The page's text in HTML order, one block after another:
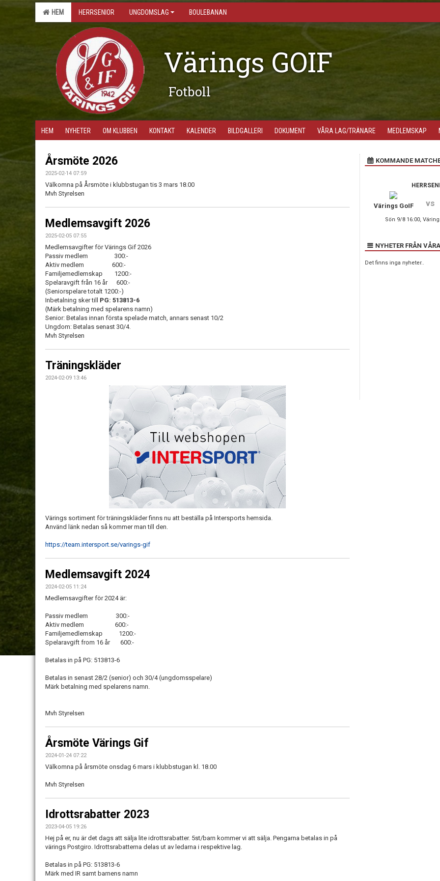
HEM HERRSENIOR UNGDOMSLAG BOULEBANAN
Värings GOIF
Fotboll
HEM NYHETER OM KLUBBEN KONTAKT KALENDER BILDGALLERI DOKUMENT VÅRA LAG/TRÄNARE MEDLEMSKAP
Årsmöte 2026
2025-02-14 07:59
Välkomna på Årsmöte i klubbstugan tis 3 mars 18.00
Mvh Styrelsen
Medlemsavgift 2026
2025-02-05 07:55
Medlemsavgifter för Värings Gif 2026
Passiv medlem 300:-
Aktiv medlem 600:-
Familjemedlemskap 1200:-
Spelaravgift från 16 år 600:-
(Seniorspelare totalt 1200:-)
Inbetalning sker till PG: 513813-6
(Märk betalning med spelarens namn)
Senior: Betalas innan första spelade match, annars senast 10/2
Ungdom: Betalas senast 30/4.
Mvh Styrelsen
Träningskläder
2024-02-09 13:46
Värings sortiment för träningskläder finns nu att beställa på Intersports hemsida.
Använd länk nedan så kommer man till den.
https://team.intersport.se/varings-gif
Medlemsavgift 2024
2024-02-05 11:24
Medlemsavgifter för 2024 är:
Passiv medlem 300:-
Aktiv medlem 600:-
Familjemedlemskap 1200:-
Spelaravgift from 16 år 600:-
Betalas in på PG: 513813-6
Betalas in senast 28/2 (senior) och 30/4 (ungdomsspelare)
Märk betalning med spelarens namn.
Mvh Styrelsen
Årsmöte Värings Gif
2024-01-24 07:22
Välkomna på årsmöte onsdag 6 mars i klubbstugan kl. 18.00
Mvh Styrelsen
Idrottsrabatter 2023
2023-04-05 19:26
Hej på er, nu är det dags att sälja lite idrottsrabatter. 5st/barn kommer vi att sälja. Pengarna betalas in på
värings Postgiro. Idrottsrabatterna delas ut av ledarna i respektive lag.
Betalas in på PG: 513813-6
Märk med IR samt barnens namn
KOMMANDE
Värings GoIF vs
Sön 9/8 16:00,
NYHETER FRÅN
Det finns inga nyheter..